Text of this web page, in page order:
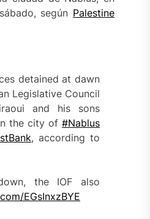
según Palestine
detained at dawn
Legislative Council
and his sons
the city of#Nablus
, according to
the IOF also
EGsInxzBYE